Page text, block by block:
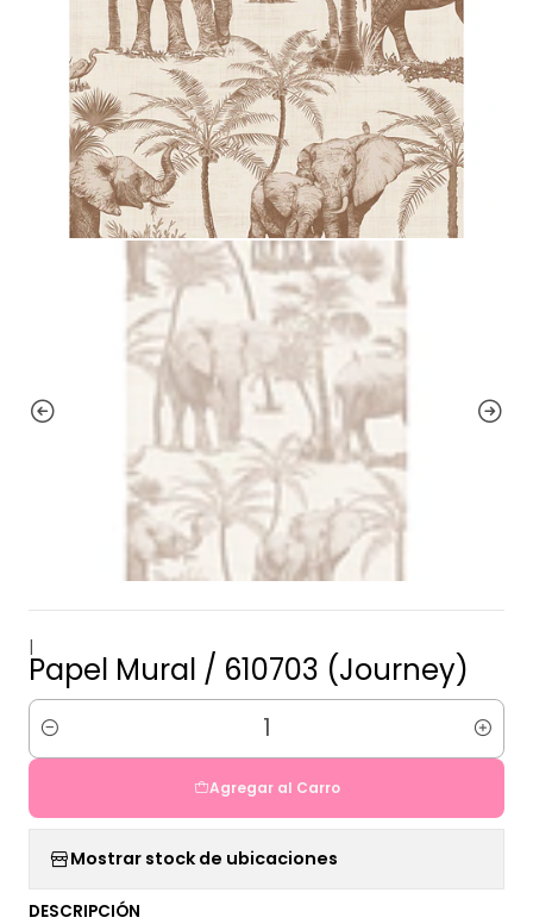
|
Papel Mural / 610703 (Journey)
Cantidad
Agregar al Carro
Mostrar stock de ubicaciones
DESCRIPCIÓN